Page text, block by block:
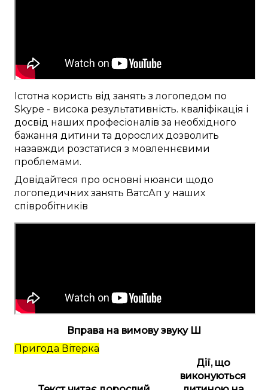
Істотна користь від занять з логопедом по
Skype - висока результативність. кваліфікація і
досвід наших професіоналів за необхідного
бажання дитини та дорослих дозволить
назавжди розстатися з мовленнєвими
проблемами.
Довідайтеся про основні нюанси щодо
логопедичних занять ВатсАп у наших
співробітників
Вправа на вимову звуку Ш
Пригода Вітерка
Дії, що
виконуються